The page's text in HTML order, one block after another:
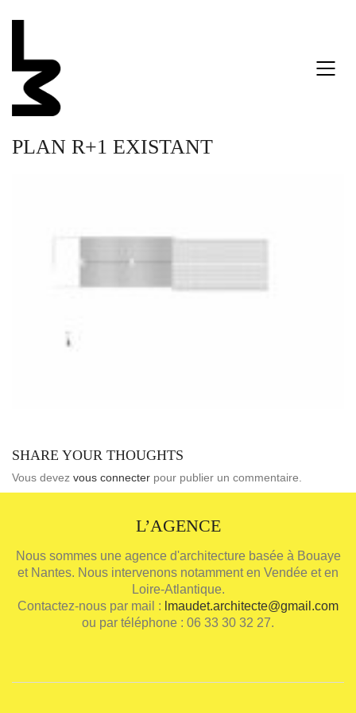
PLAN R+1 EXISTANT
SHARE YOUR THOUGHTS
Vous devez vous connecter pour publier un commentaire.
L’AGENCE
Nous sommes une agence d'architecture basée à Bouaye
et Nantes. Nous intervenons notamment en Vendée et en
Loire-Atlantique.
Contactez-nous par mail : lmaudet.architecte@gmail.com
ou par téléphone : 06 33 30 32 27.